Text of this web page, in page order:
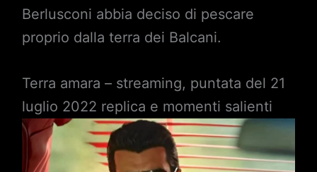
Berlusconi abbia deciso di pescare
proprio dalla terra dei Balcani.
Terra amara – streaming, puntata del 21
luglio 2022 replica e momenti salienti